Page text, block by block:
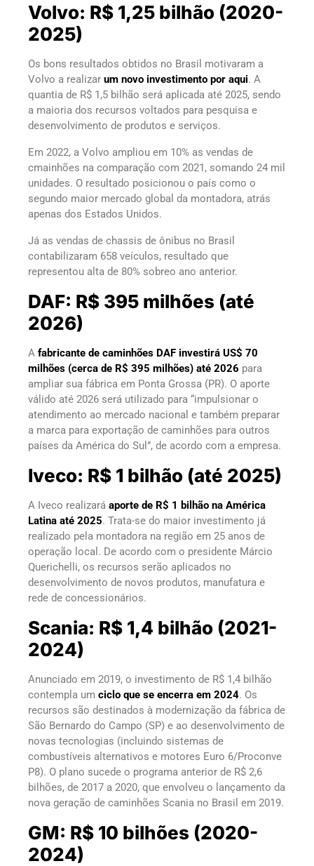
Volvo: R$ 1,25 bilhão (2020-
2025)
Os bons resultados obtidos no Brasil motivaram a
Volvo a realizar um novo investimento por aqui. A
quantia de R$ 1,5 bilhão será aplicada até 2025, sendo
a maioria dos recursos voltados para pesquisa e
desenvolvimento de produtos e serviços.
Em 2022, a Volvo ampliou em 10% as vendas de
cmainhões na comparação com 2021, somando 24 mil
unidades. O resultado posicionou o país como o
segundo maior mercado global da montadora, atrás
apenas dos Estados Unidos.
Já as vendas de chassis de ônibus no Brasil
contabilizaram 658 veículos, resultado que
representou alta de 80% sobreo ano anterior.
DAF: R$ 395 milhões (até
2026)
A fabricante de caminhões DAF investirá US$ 70
milhões (cerca de R$ 395 milhões) até 2026 para
ampliar sua fábrica em Ponta Grossa (PR). O aporte
válido até 2026 será utilizado para “impulsionar o
atendimento ao mercado nacional e também preparar
a marca para exportação de caminhões para outros
países da América do Sul”, de acordo com a empresa.
Iveco: R$ 1 bilhão (até 2025)
A Iveco realizará aporte de R$ 1 bilhão na América
Latina até 2025. Trata-se do maior investimento já
realizado pela montadora na região em 25 anos de
operação local. De acordo com o presidente Márcio
Querichelli, os recursos serão aplicados no
desenvolvimento de novos produtos, manufatura e
rede de concessionários.
Scania: R$ 1,4 bilhão (2021-
2024)
Anunciado em 2019, o investimento de R$ 1,4 bilhão
contempla um ciclo que se encerra em 2024. Os
recursos são destinados à modernização da fábrica de
São Bernardo do Campo (SP) e ao desenvolvimento de
novas tecnologias (incluindo sistemas de
combustíveis alternativos e motores Euro 6/Proconve
P8). O plano sucede o programa anterior de R$ 2,6
bilhões, de 2017 a 2020, que envolveu o lançamento da
nova geração de caminhões Scania no Brasil em 2019.
GM: R$ 10 bilhões (2020-
2024)